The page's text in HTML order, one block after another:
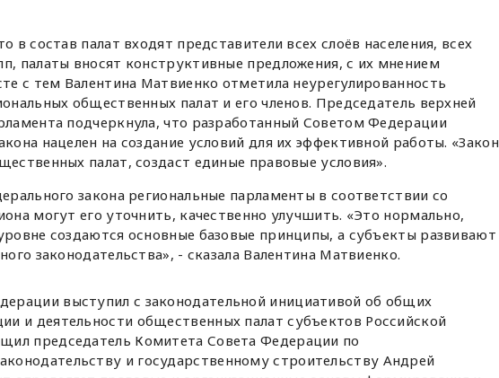
в состав палат входят представители всех слоёв населения, всех
палаты вносят конструктивные предложения, с их мнением
с тем Валентина Матвиенко отметила неурегулированность
общественных палат и его членов. Председатель верхней
подчеркнула, что разработанный Советом Федерации
нацелен на создание условий для их эффективной работы. «Закон
палат, создаст единые правовые условия».
закона региональные парламенты в соответствии со
могут его уточнить, качественно улучшить. «Это нормально,
создаются основные базовые принципы, а субъекты развивают
законодательства», - сказала Валентина Матвиенко.
выступил с законодательной инициативой об общих
и деятельности общественных палат субъектов Российской
председатель Комитета Совета Федерации по
и государственному строительству Андрей